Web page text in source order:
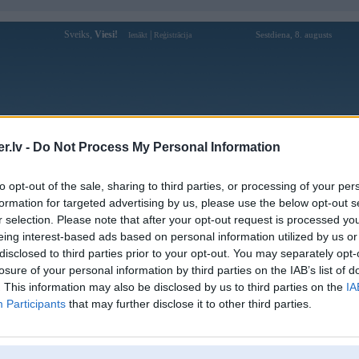
- Do Not Process My Personal Information
opt-out of the sale, sharing to third parties, or processing of your
for targeted advertising by us, please use the below opt-out
selection. Please note that after your opt-out request is processed
interest-based ads based on personal information utilized by us
to third parties prior to your opt-out. You may separately
of your personal information by third parties on the IAB’s list of
This information may also be disclosed by us to third parties on the
Participants that may further disclose it to other third parties.
Sveiks, Viesi! Ienākt Reģistrācija Sestdiena, 8. augusts
Forums Galerijas Reģistrācija Lietotāji
Lietotāja piglett profils
Pēdējo reizi manīts: 30. Jan 2014, 22:38
Lietotājvārds:
piglett
Ziņojumi forumā:
0
[Pēdējie ziņojumi forumā]